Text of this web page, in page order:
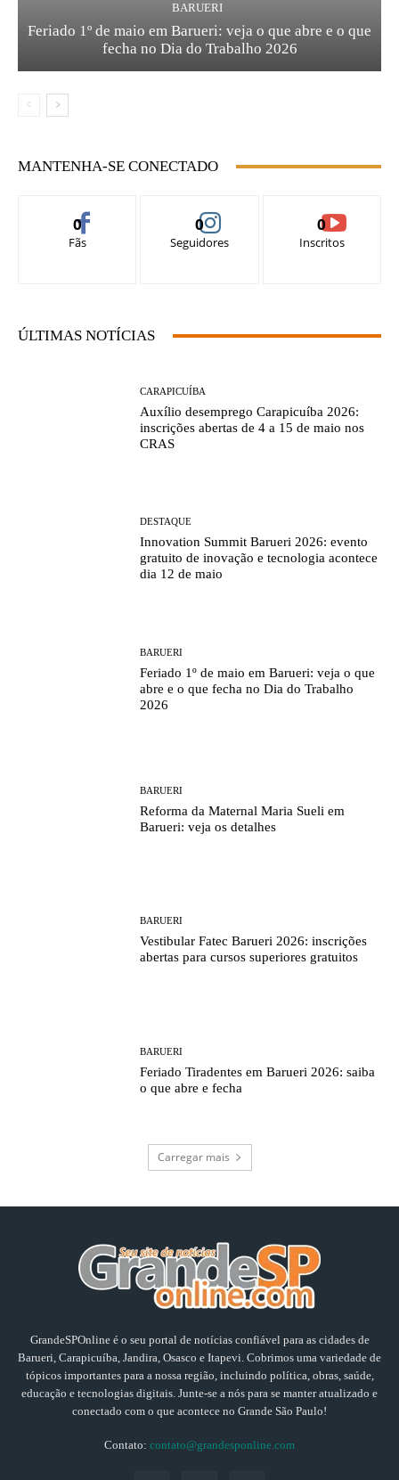
BARUERI
Feriado 1º de maio em Barueri: veja o que abre e o que
fecha no Dia do Trabalho 2026
MANTENHA-SE CONECTADO
0
Fãs
0
Seguidores
0
Inscritos
ÚLTIMAS NOTÍCIAS
CARAPICUÍBA
Auxílio desemprego Carapicuíba 2026:
inscrições abertas de 4 a 15 de maio nos
CRAS
DESTAQUE
Innovation Summit Barueri 2026: evento
gratuito de inovação e tecnologia acontece
dia 12 de maio
BARUERI
Feriado 1º de maio em Barueri: veja o que
abre e o que fecha no Dia do Trabalho
2026
BARUERI
Reforma da Maternal Maria Sueli em
Barueri: veja os detalhes
BARUERI
Vestibular Fatec Barueri 2026: inscrições
abertas para cursos superiores gratuitos
BARUERI
Feriado Tiradentes em Barueri 2026: saiba
o que abre e fecha
Carregar mais
GrandeSPOnline é o seu portal de notícias confiável para as cidades de
Barueri, Carapicuíba, Jandira, Osasco e Itapevi. Cobrimos uma variedade de
tópicos importantes para a nossa região, incluindo política, obras, saúde,
educação e tecnologias digitais. Junte-se a nós para se manter atualizado e
conectado com o que acontece no Grande São Paulo!
Contato: contato@grandesponline.com